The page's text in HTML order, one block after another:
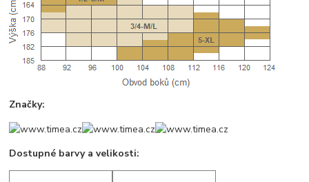
Značky:
Dostupné barvy a velikosti: